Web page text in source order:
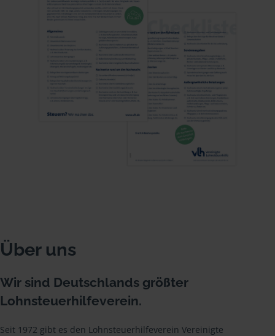
Über uns
Wir sind Deutschlands größter
Lohnsteuerhilfeverein.
Seit 1972 gibt es den Lohnsteuerhilfeverein Vereinigte